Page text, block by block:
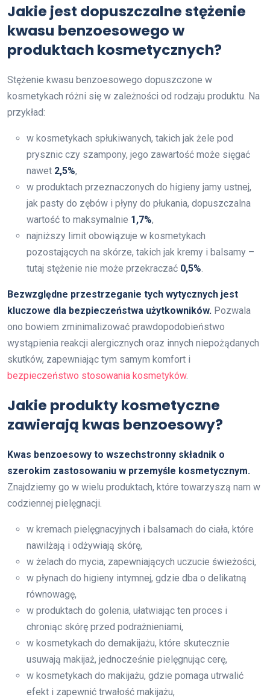
Jakie jest dopuszczalne stężenie
kwasu benzoesowego w
produktach kosmetycznych?
Stężenie kwasu benzoesowego dopuszczone w
kosmetykach różni się w zależności od rodzaju produktu. Na
przykład:
w kosmetykach spłukiwanych, takich jak żele pod
prysznic czy szampony, jego zawartość może sięgać
nawet 2,5%,
w produktach przeznaczonych do higieny jamy ustnej,
jak pasty do zębów i płyny do płukania, dopuszczalna
wartość to maksymalnie 1,7%,
najniższy limit obowiązuje w kosmetykach
pozostających na skórze, takich jak kremy i balsamy –
tutaj stężenie nie może przekraczać 0,5%.
Bezwzględne przestrzeganie tych wytycznych jest
kluczowe dla bezpieczeństwa użytkowników. Pozwala
ono bowiem zminimalizować prawdopodobieństwo
wystąpienia reakcji alergicznych oraz innych niepożądanych
skutków, zapewniając tym samym komfort i
bezpieczeństwo stosowania kosmetyków.
Jakie produkty kosmetyczne
zawierają kwas benzoesowy?
Kwas benzoesowy to wszechstronny składnik o
szerokim zastosowaniu w przemyśle kosmetycznym.
Znajdziemy go w wielu produktach, które towarzyszą nam w
codziennej pielęgnacji.
w kremach pielęgnacyjnych i balsamach do ciała, które
nawilżają i odżywiają skórę,
w żelach do mycia, zapewniających uczucie świeżości,
w płynach do higieny intymnej, gdzie dba o delikatną
równowagę,
w produktach do golenia, ułatwiając ten proces i
chroniąc skórę przed podrażnieniami,
w kosmetykach do demakijażu, które skutecznie
usuwają makijaż, jednocześnie pielęgnując cerę,
w kosmetykach do makijażu, gdzie pomaga utrwalić
efekt i zapewnić trwałość makijażu,